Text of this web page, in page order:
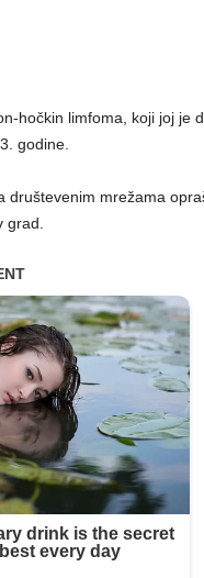
hočkin limfoma, koji joj je
godine.
društevenim mrežama
grad.